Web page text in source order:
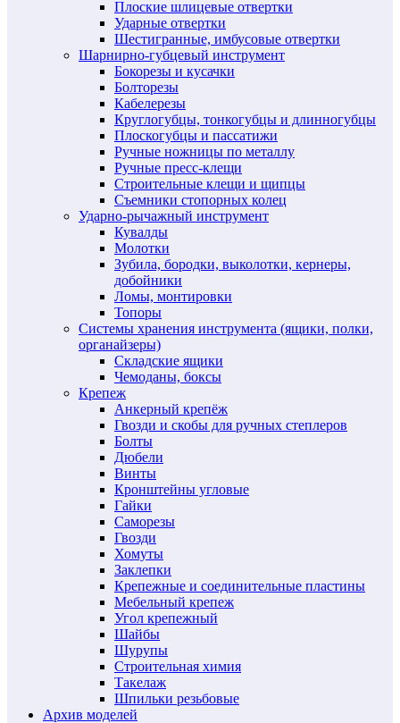
Плоские шлицевые отвертки
Ударные отвертки
Шестигранные, имбусовые отвертки
Шарнирно-губцевый инструмент
Бокорезы и кусачки
Болторезы
Кабелерезы
Круглогубцы, тонкогубцы и длинногубцы
Плоскогубцы и пассатижи
Ручные ножницы по металлу
Ручные пресс-клещи
Строительные клещи и щипцы
Съемники стопорных колец
Ударно-рычажный инструмент
Кувалды
Молотки
Зубила, бородки, выколотки, кернеры,
добойники
Ломы, монтировки
Топоры
Системы хранения инструмента (ящики, полки,
органайзеры)
Складские ящики
Чемоданы, боксы
Крепеж
Анкерный крепёж
Гвозди и скобы для ручных степлеров
Болты
Дюбели
Винты
Кронштейны угловые
Гайки
Саморезы
Гвозди
Хомуты
Заклепки
Крепежные и соединительные пластины
Мебельный крепеж
Угол крепежный
Шайбы
Шурупы
Строительная химия
Такелаж
Шпильки резьбовые
Архив моделей